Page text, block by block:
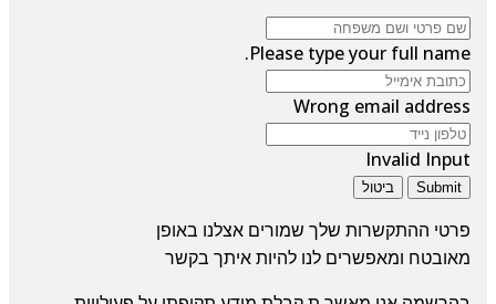
Please type your full name.
Wrong email address
Invalid Input
Submit ביטול
פרטי ההתקשרות שלך שמורים אצלנו באופן
מאובטחומאפשרים לנו להיות איתך בקשר